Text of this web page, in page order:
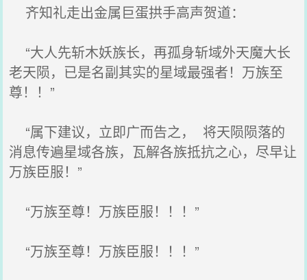
齐知礼走出金属巨蛋拱手高声贺道：
“大人先斩木妖族长，再孤身斩域外天魔大长
老天陨，已是名副其实的星域最强者！万族至
尊！！”
“属下建议，立即广而告之， 将天陨陨落的
消息传遍星域各族，瓦解各族抵抗之心，尽早让
万族臣服！”
“万族至尊！万族臣服！！！”
“万族至尊！万族臣服！！！”